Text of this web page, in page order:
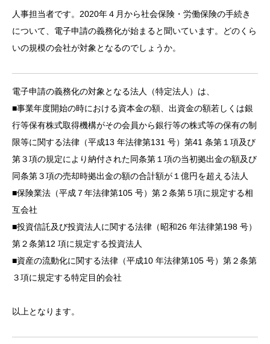
人事担当者です。2020年４月から社会保険・労働保険の手続き
について、電子申請の義務化が始まると聞いています。どのくら
いの規模の会社が対象となるのでしょうか。
電子申請の義務化の対象となる法人（特定法人）は、
■事業年度開始の時における資本金の額、出資金の額若しくは銀
行等保有株式取得機構がその会員から銀行等の株式等の保有の制
限等に関する法律（平成13 年法律第131 号）第41 条第１項及び
第３項の規定により納付された同条第１項の当初拠出金の額及び
同条第３項の売却時拠出金の額の合計額が１億円を超える法人
■保険業法（平成７年法律第105 号）第２条第５項に規定する相
互会社
■投資信託及び投資法人に関する法律（昭和26 年法律第198 号）
第２条第12 項に規定する投資法人
■資産の流動化に関する法律（平成10 年法律第105 号）第２条第
３項に規定する特定目的会社
以上となります。